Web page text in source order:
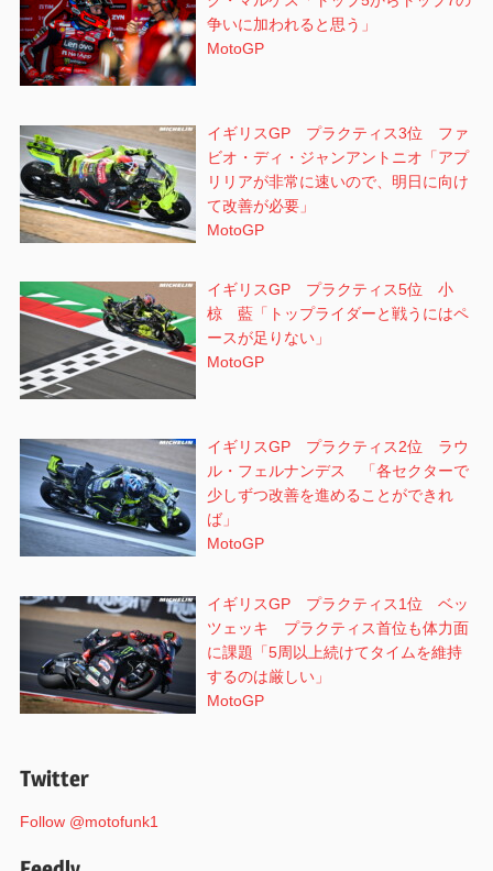
争いに加われると思う」
MotoGP
イギリスGP プラクティス3位 ファ
ビオ・ディ・ジャンアントニオ「アプ
リリアが非常に速いので、明日に向け
て改善が必要」
MotoGP
イギリスGP プラクティス5位 小
椋 藍「トップライダーと戦うにはペ
ースが足りない」
MotoGP
イギリスGP プラクティス2位 ラウ
ル・フェルナンデス 「各セクターで
少しずつ改善を進めることができれ
ば」
MotoGP
イギリスGP プラクティス1位 ベッ
ツェッキ プラクティス首位も体力面
に課題「5周以上続けてタイムを維持
するのは厳しい」
MotoGP
Twitter
Follow @motofunk1